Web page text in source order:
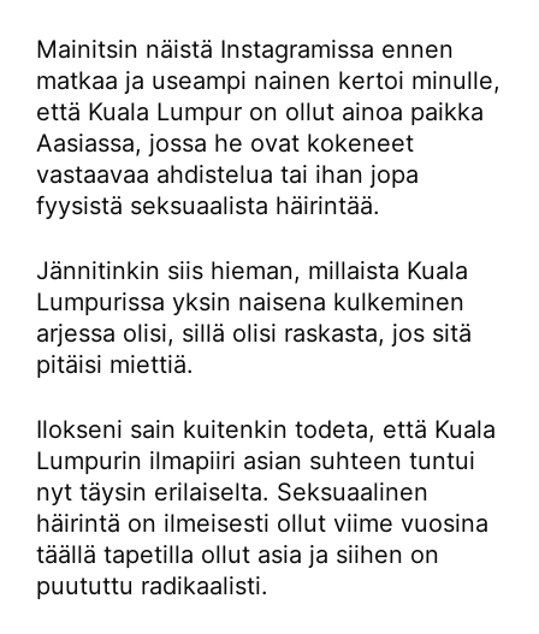
Mainitsin näistä Instagramissa ennen
matkaa ja useampi nainen kertoi minulle,
että Kuala Lumpur on ollut ainoa paikka
Aasiassa, jossa he ovat kokeneet
vastaavaa ahdistelua tai ihan jopa
fyysistä seksuaalista häirintää.
Jännitinkin siis hieman, millaista Kuala
Lumpurissa yksin naisena kulkeminen
arjessa olisi, sillä olisi raskasta, jos sitä
pitäisi miettiä.
Ilokseni sain kuitenkin todeta, että Kuala
Lumpurin ilmapiiri asian suhteen tuntui
nyt täysin erilaiselta. Seksuaalinen
häirintä on ilmeisesti ollut viime vuosina
täällä tapetilla ollut asia ja siihen on
puututtu radikaalisti.